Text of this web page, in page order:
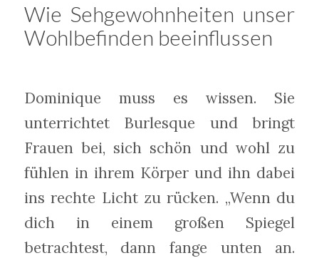
Wie Sehgewohnheiten unser
Wohlbefinden beeinflussen
Dominique muss es wissen. Sie
unterrichtet Burlesque und bringt
Frauen bei, sich schön und wohl zu
fühlen in ihrem Körper und ihn dabei
ins rechte Licht zu rücken. „Wenn du
dich in einem großen Spiegel
betrachtest, dann fange unten an.